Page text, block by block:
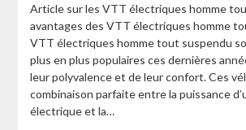
Article sur les VTT électriques homme
avantages des VTT électriques homme
VTT électriques homme tout suspendu
plus en plus populaires ces dernières
leur polyvalence et de leur confort. Ces
combinaison parfaite entre la puissance
électrique et la…